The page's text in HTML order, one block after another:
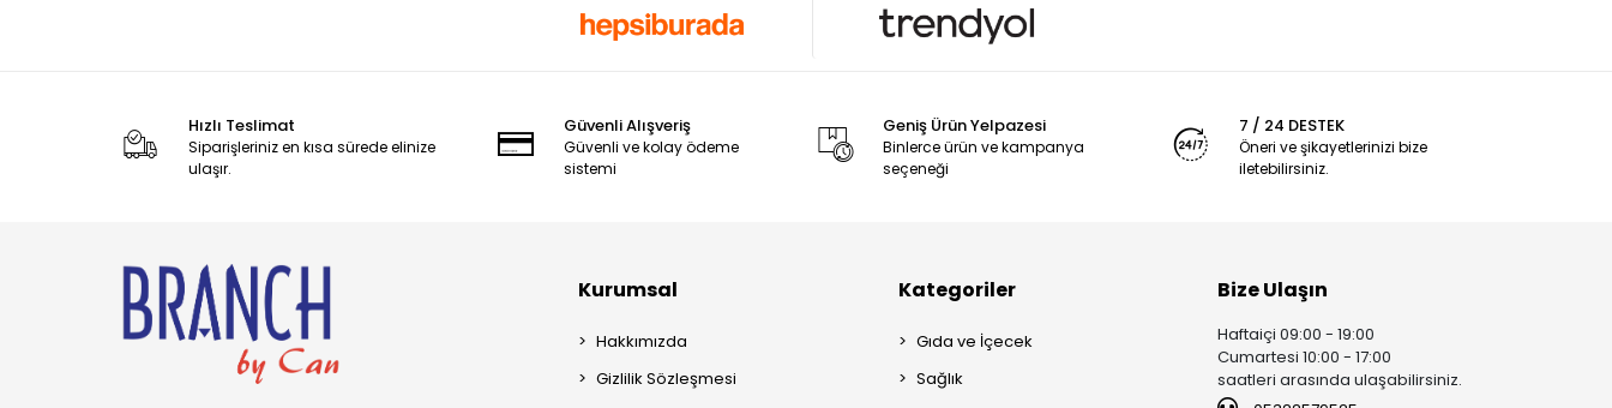
Cetaphil
CHARM
Chupa Chups
Clorox
Coca-Cola
Hızlı Teslimat
Siparişleriniz en kısa sürede elinize
ulaşır.
Güvenli Alışveriş
Güvenli ve kolay ödeme
sistemi
Geniş Ürün Yelpazesi
Binlerce ürün ve kampanya
seçeneği
7 / 24 DESTEK
Öneri ve şikayetlerinizi bize
iletebilirsiniz.
Kurumsal
Hakkımızda
Gizlilik Sözleşmesi
Kategoriler
Gıda ve İçecek
Sağlık
Bize Ulaşın
Haftaiçi 09:00 - 19:00
Cumartesi 10:00 - 17:00
saatleri arasında ulaşabilirsiniz.